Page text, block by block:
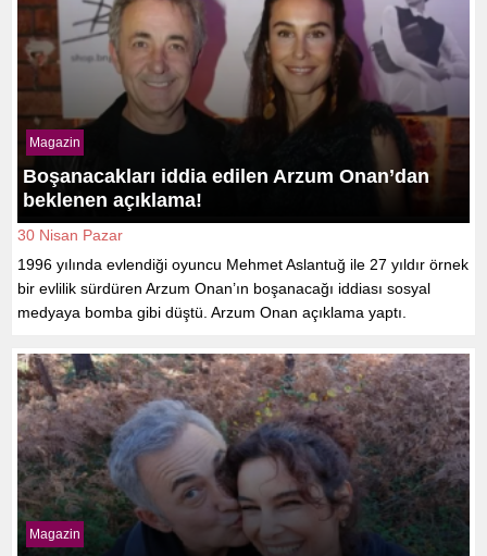
Magazin
Boşanacakları iddia edilen Arzum Onan’dan
beklenen açıklama!
30 Nisan Pazar
1996 yılında evlendiği oyuncu Mehmet Aslantuğ ile 27 yıldır örnek
bir evlilik sürdüren Arzum Onan’ın boşanacağı iddiası sosyal
medyaya bomba gibi düştü. Arzum Onan açıklama yaptı.
Magazin